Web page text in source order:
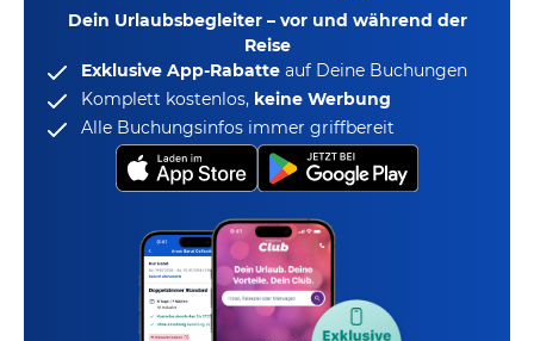
Dein Urlaubsbegleiter – vor und während der
Reise
Exklusive App-Rabatte auf Deine Buchungen
Komplett kostenlos, keine Werbung
Alle Buchungsinfos immer griffbereit